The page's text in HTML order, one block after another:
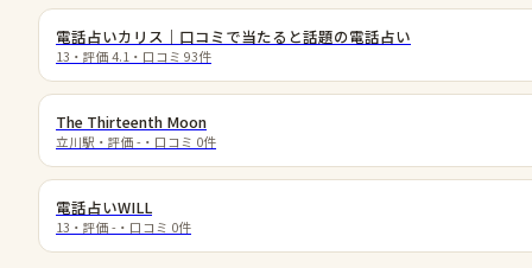
電話占いカリス｜口コミで当たると話題の電話占い
13 ・評価 4.1 ・口コミ 93件
The Thirteenth Moon
立川駅 ・評価 - ・口コミ 0件
電話占いWILL
13 ・評価 - ・口コミ 0件